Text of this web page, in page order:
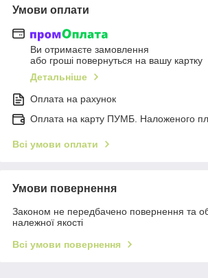
Умови оплати
Ви отримаєте замовлення
або гроші повернуться на вашу картку
Детальніше
Оплата на рахунок
Оплата на карту ПУМБ. Наложеного
Всі умови оплати
Умови повернення
Законом не передбачено повернення та
належної якості
Всі умови повернення